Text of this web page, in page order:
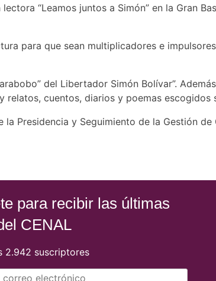
“Leamos juntos a Simón” en la Gran
para que sean multiplicadores e
del Libertador Simón Bolívar”.
cuentos, diarios y poemas escogidos
Presidencia y Seguimiento de la Gestión
para recibir las últimas
CENAL
2.942 suscriptores